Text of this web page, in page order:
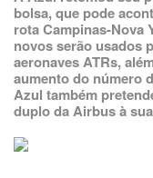
bolsa, que pode
rota Campinas-Nova
novos serão usados
aeronaves ATRs,
aumento do número
Azul também
duplo da Airbus à